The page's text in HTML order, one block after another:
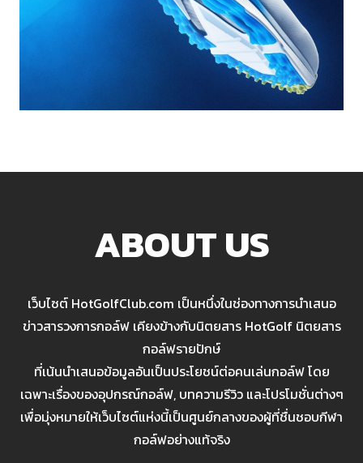
ABOUT US
เว็บไซต์ HotGolfClub.com เป็นหนึ่งในช่องทางการนำเสนอ
ข่าวสารวงการกอล์ฟ เคียงข้างกับนิตยสาร HotGolf นิตยสาร
กอล์ฟรายปักษ์
ที่เน้นนำเสนอข้อมูลอันเป็นประโยชน์ต่อคนเล่นกอล์ฟ โดย
เฉพาะเรื่องของอุปกรณ์กอล์ฟ, บทความรีวิว และโปรโมชั่นต่างๆ
เพื่อมุ่งหมายให้เว็บไซต์แห่งนี้เป็นศูนย์กลางของผู้ที่ชื่นชอบกีฬา
กอล์ฟอย่างแท้จริง